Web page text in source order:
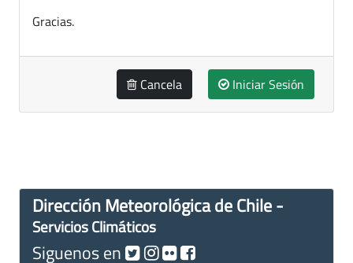
Gracias.
Cancela Iniciar Sesión
Dirección Meteorológica de Chile -
Servicios Climáticos
Siguenos en